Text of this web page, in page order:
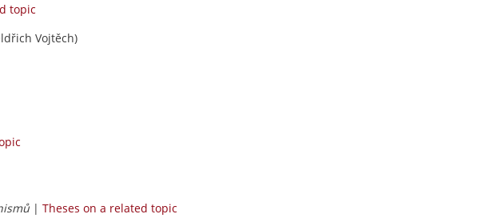
topic
Vojtěch)
| Theses on a related topic